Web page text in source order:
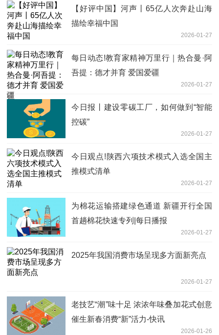
【好评中国】河声丨65亿人次奔赴山海
描绘幸福中国
2026-01-27
每日动态!教育家精神万里行｜热合曼·阿
吾提：德才并育 爱国爱疆
2026-01-27
今日报丨建设零碳工厂，如何做到“智能
控碳”
2026-01-27
今日观点!陕西六项技术模式入选全国主
推模式清单
2026-01-27
为棉花运输搭建绿色通道 新疆开行全国
首趟棉花快速专列|每日播报
2026-01-27
2025年我国消费市场呈现多方面新亮点
2026-01-27
老技艺“潮”味十足 浓浓年味叠加花式创意
催生新春消费“新”活力-快讯
2026-01-26